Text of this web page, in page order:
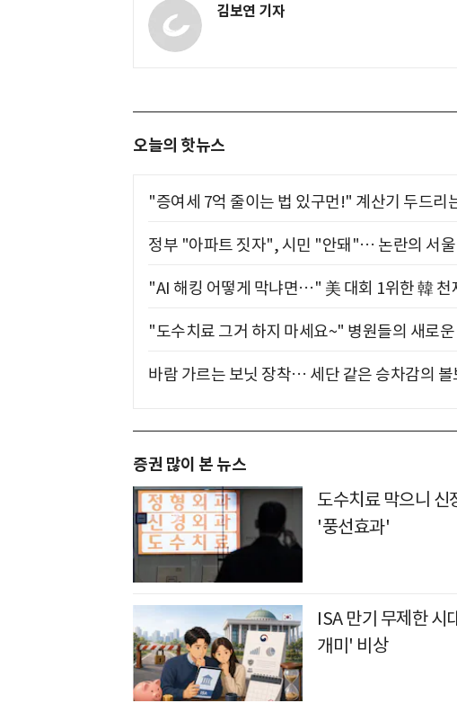
김보연 기자
오늘의 핫뉴스
"증여세 7억 줄이는 법 있구먼!" 계산기 두드리
정부 "아파트 짓자", 시민 "안돼"… 논란의 서
"AI 해킹 어떻게 막냐면…" 美 대회 1위한 韓 천
"도수치료 그거 하지 마세요~" 병원들의 새로
바람 가르는 보닛 장착… 세단 같은 승차감의 볼
증권 많이 본 뉴스
도수치료 막으니
'풍선효과'
ISA 만기 무제한
개미' 비상